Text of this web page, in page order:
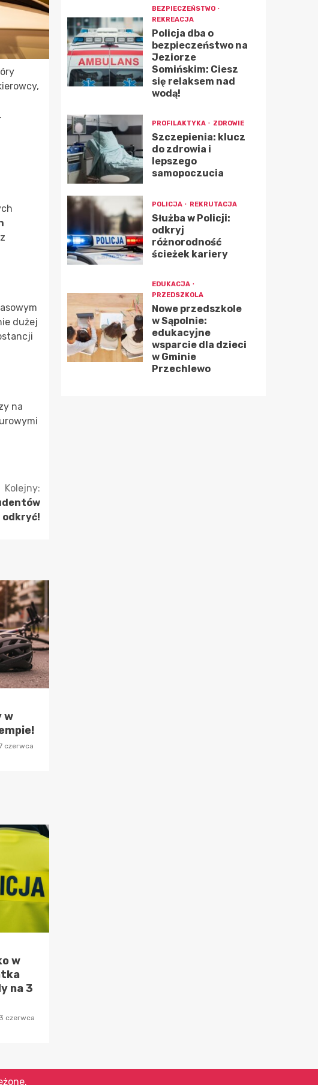
.
dużej
na
Kolejny:
odkryć!
w
czerwca
w
na 3
czerwca
BEZPIECZEŃSTWO
REKREACJA
Policja dba o
bezpieczeństwo na
Jeziorze
Somińskim: Ciesz
się relaksem nad
wodą!
PROFILAKTYKA ZDROWIE
Szczepienia: klucz
do zdrowia i
lepszego
samopoczucia
POLICJA REKRUTACJA
Służba w Policji:
odkryj
różnorodność
ścieżek kariery
EDUKACJA
PRZEDSZKOLA
Nowe przedszkole
w Sąpolnie:
edukacyjne
wsparcie dla dzieci
w Gminie
Przechlewo